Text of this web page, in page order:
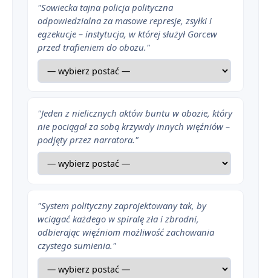
"Sowiecka tajna policja polityczna
odpowiedzialna za masowe represje, zsyłki i
egzekucje – instytucja, w której służył Gorcew
przed trafieniem do obozu."
"Jeden z nielicznych aktów buntu w obozie, który
nie pociągał za sobą krzywdy innych więźniów –
podjęty przez narratora."
"System polityczny zaprojektowany tak, by
wciągać każdego w spiralę zła i zbrodni,
odbierając więźniom możliwość zachowania
czystego sumienia."
Inny świat - streszczenie krótkie i szczegółowe
Inny świat - bohaterowie
Plan wydarzeń - Inny świat